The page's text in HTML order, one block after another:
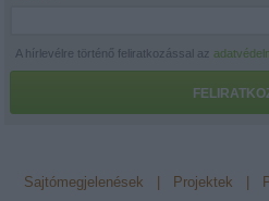
A hírlevélre történő feliratkozással az
Sajtómegjelenések Projektek